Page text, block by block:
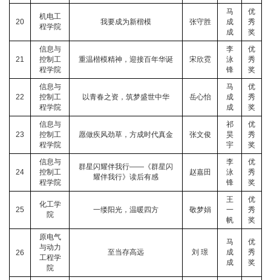
20
机电工
程学院
我要成为新楷模 张守胜
马
成
成
优
秀
奖
21
信息与
控制工
程学院
重温楷模精神，迎接百年华诞 宋欣霓
李
泳
锋
优
秀
奖
22
信息与
控制工
程学院
以青春之资，筑梦盛世中华 岳心怡
马
成
成
优
秀
奖
23
信息与
控制工
程学院
愿做疾风劲草，方成时代真金 张文俊
祁
昊
宇
优
秀
奖
24
信息与
控制工
程学院
群星闪耀伴我行——《群星闪
耀伴我行》读后有感
赵嘉田
李
泳
锋
优
秀
奖
25
化工学
院
一缕阳光，温暖四方 敬梦娟
王
一
帆
优
秀
奖
26
原电气
与动力
工程学
院
至当存高远 刘 璟
马
成
成
优
秀
奖